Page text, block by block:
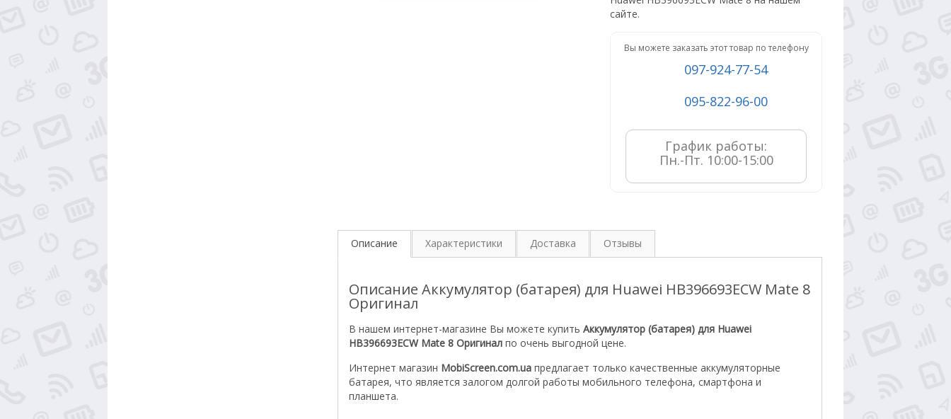
сайте.
Вы можете заказать этот товар по телефону
097-924-77-54
095-822-96-00
График работы:
Пн.-Пт. 10:00-15:00
Описание Характеристики Доставка Отзывы
Описание Аккумулятор (батарея) для Huawei HB396693ECW Mate 8
Оригинал
В нашем интернет-магазине Вы можете купить Аккумулятор (батарея) для Huawei
HB396693ECW Mate 8 Оригинал по очень выгодной цене.
Интернет магазин MobiScreen.com.ua предлагает только качественные аккумуляторные
батарея, что является залогом долгой работы мобильного телефона, смартфона и
планшета.